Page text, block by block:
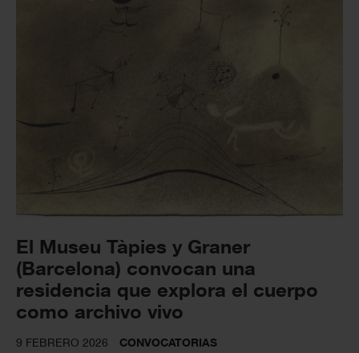
El Museu Tàpies y Graner
(Barcelona) convocan una
residencia que explora el cuerpo
como archivo vivo
9 FEBRERO 2026 CONVOCATORIAS